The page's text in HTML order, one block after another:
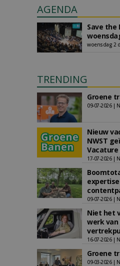
AGENDA
Save the
woensdag 2
TRENDING
Groene
09-07-2026 |
Nieuw
NWST
17-07-2026 |
09-07-2026 |
Niet het
werk van
16-07-2026 |
Groene
09-03-2026 |